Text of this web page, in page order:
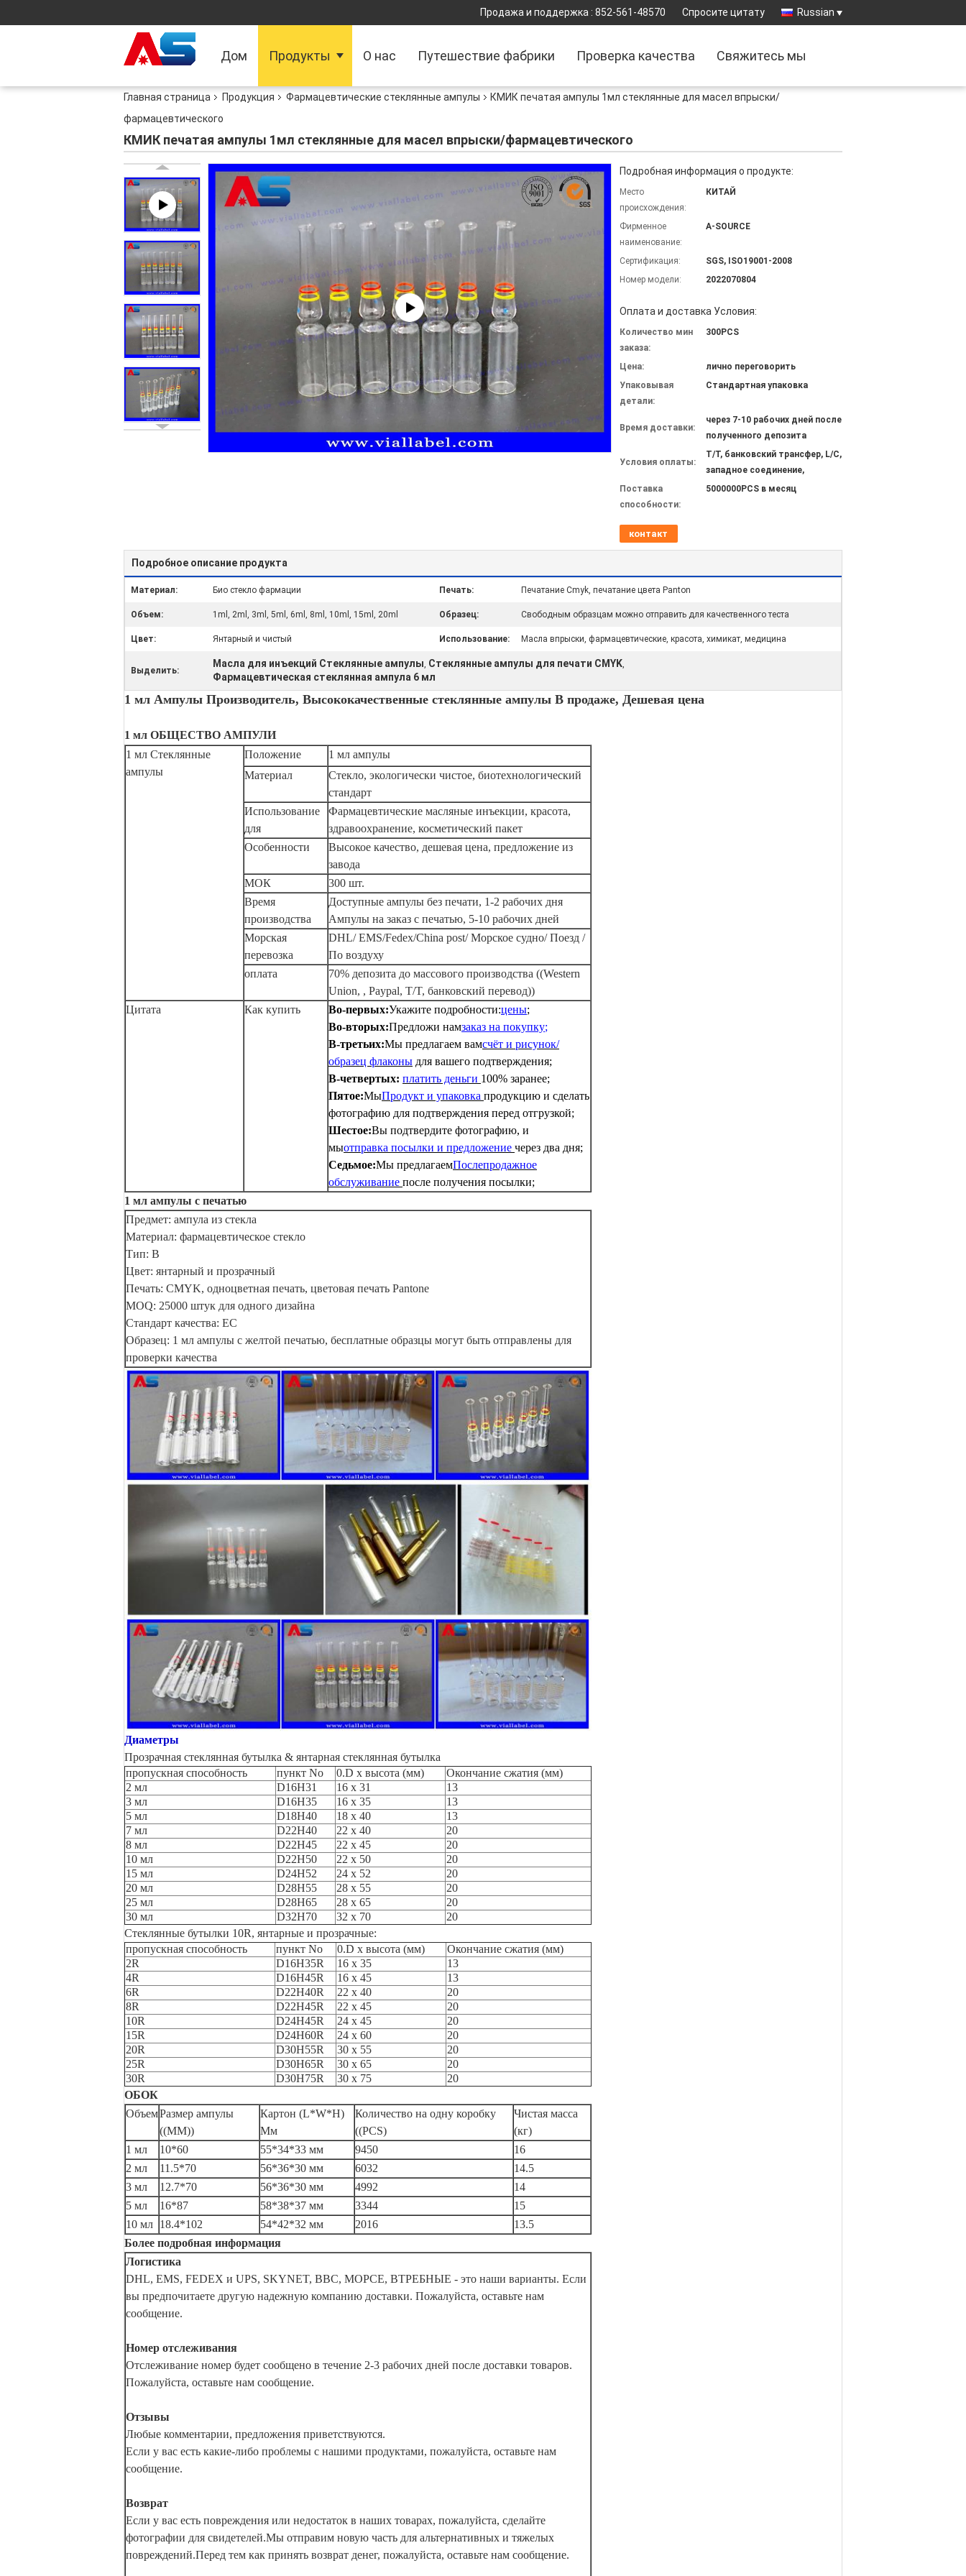
Продажа и поддержка : 852-561-48570 Спросите цитату Russian
Дом Продукты О нас Путешествие фабрики Проверка качества Свяжитесь мы
Главная страница Продукция Фармацевтические стеклянные ампулы
КМИК печатая ампулы 1мл стеклянные для масел впрыски/
фармацевтического
КМИК печатая ампулы 1мл стеклянные для масел впрыски/фармацевтического
Подробная информация о продукте:
Место
происхождения:
КИТАЙ
Фирменное
наименование:
A-SOURCE
Сертификация:
SGS, ISO19001-2008
Номер модели:
2022070804
Оплата и доставка Условия:
Количество мин
заказа:
300PCS
Цена:
лично переговорить
Упаковывая
детали:
Стандартная упаковка
Время доставки:
через 7-10 рабочих дней после
полученного депозита
Условия оплаты:
T/T, банковский трансфер, L/C,
западное соединение,
Поставка
способности:
5000000PCS в месяц
контакт
Подробное описание продукта
Материал: Био стекло фармации Печать: Печатание Cmyk, печатание цвета Panton
Объем: 1ml, 2ml, 3ml, 5ml, 6ml, 8ml, 10ml, 15ml, 20ml Образец: Свободным образцам можно отправить для качественного теста
Цвет: Янтарный и чистый Использование: Масла впрыски, фармацевтические, красота, химикат, медицина
Выделить:
Масла для инъекций Стеклянные ампулы, Стеклянные ампулы для печати CMYK,
Фармацевтическая стеклянная ампула 6 мл
1 мл Ампулы Производитель, Высококачественные стеклянные ампулы В продаже, Дешевая цена
1 мл ОБЩЕСТВО АМПУЛИ
1 мл Стеклянные
ампулы
Положение
1 мл ампулы
Материал
Стекло, экологически чистое, биотехнологический
стандарт
Использование
для
Фармацевтические масляные инъекции, красота,
здравоохранение, косметический пакет
Особенности
Высокое качество, дешевая цена, предложение из
завода
МОК
300 шт.
Время
производства
Доступные ампулы без печати, 1-2 рабочих дня
Ампулы на заказ с печатью, 5-10 рабочих дней
Морская
перевозка
DHL/ EMS/Fedex/China post/ Морское судно/ Поезд /
По воздуху
оплата
70% депозита до массового производства ((Western
Union, , Paypal, T/T, банковский перевод))
Цитата
Как купить Во-первых:Укажите подробности:цены;
Во-вторых:Предложи намзаказ на покупку;
В-третьих:Мы предлагаем вамсчёт и рисунок/
образец флаконы для вашего подтверждения;
В-четвертых: платить деньги 100% заранее;
Пятое:МыПродукт и упаковка продукцию и сделать
фотографию для подтверждения перед отгрузкой;
Шестое:Вы подтвердите фотографию, и
мыотправка посылки и предложение через два дня;
Седьмое:Мы предлагаемПослепродажное
обслуживание после получения посылки;
1 мл ампулы с печатью
Предмет: ампула из стекла
Материал: фармацевтическое стекло
Тип: B
Цвет: янтарный и прозрачный
Печать: CMYK, одноцветная печать, цветовая печать Pantone
MOQ: 25000 штук для одного дизайна
Стандарт качества: ЕС
Образец: 1 мл ампулы с желтой печатью, бесплатные образцы могут быть отправлены для
проверки качества
Диаметры
Прозрачная стеклянная бутылка & янтарная стеклянная бутылка
пропускная способность
пункт No 0.D x высота (мм)
Окончание сжатия (мм)
2 мл
D16H31 16 x 31
13
3 мл
D16H35 16 x 35
13
5 мл
D18H40 18 х 40
13
7 мл
D22H40 22 х 40
20
8 мл
D22H45 22 х 45
20
10 мл
D22H50 22 х 50
20
15 мл
D24H52 24 x 52
20
20 мл
D28H55 28 x 55
20
25 мл
D28H65 28 x 65
20
30 мл
D32H70 32 x 70
20
Стеклянные бутылки 10R, янтарные и прозрачные:
пропускная способность
пункт No 0.D x высота (мм)
Окончание сжатия (мм)
2R
D16H35R 16 x 35
13
4R
D16H45R 16 х 45
13
6R
D22H40R 22 х 40
20
8R
D22H45R 22 х 45
20
10R
D24H45R 24 х 45
20
15R
D24H60R 24 х 60
20
20R
D30H55R 30 x 55
20
25R
D30H65R 30 x 65
20
30R
D30H75R 30 x 75
20
ОБОК
ОбъемРазмер ампулы
((MM))
Картон (L*W*H)
Мм
Количество на одну коробку
((PCS)
Чистая масса
(кг)
1 мл
10*60 55*34*33 мм 9450
16
2 мл
11.5*70 56*36*30 мм 6032
14.5
3 мл
12.7*70 56*36*30 мм 4992
14
5 мл
16*87 58*38*37 мм 3344
15
10 мл 18.4*102 54*42*32 мм 2016
13.5
Более подробная информация
Логистика
DHL, EMS, FEDEX и UPS, SKYNET, ВВС, МОРСЕ, ВТРЕБНЫЕ - это наши варианты. Если
вы предпочитаете другую надежную компанию доставки. Пожалуйста, оставьте нам
сообщение.
Номер отслеживания
Отслеживание номер будет сообщено в течение 2-3 рабочих дней после доставки товаров.
Пожалуйста, оставьте нам сообщение.
Отзывы
Любые комментарии, предложения приветствуются.
Если у вас есть какие-либо проблемы с нашими продуктами, пожалуйста, оставьте нам
сообщение.
Возврат
Если у вас есть повреждения или недостаток в наших товарах, пожалуйста, сделайте
фотографии для свидетелей.Мы отправим новую часть для альтернативных и тяжелых
повреждений.Перед тем как принять возврат денег, пожалуйста, оставьте нам сообщение.